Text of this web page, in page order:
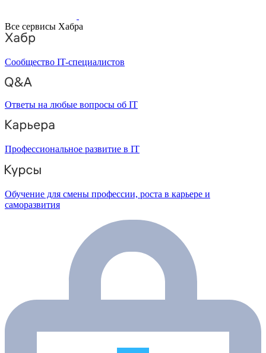
Все сервисы Хабра
Сообщество IT-специалистов
Ответы на любые вопросы об IT
Профессиональное развитие в IT
Обучение для смены профессии, роста в карьере и
саморазвития